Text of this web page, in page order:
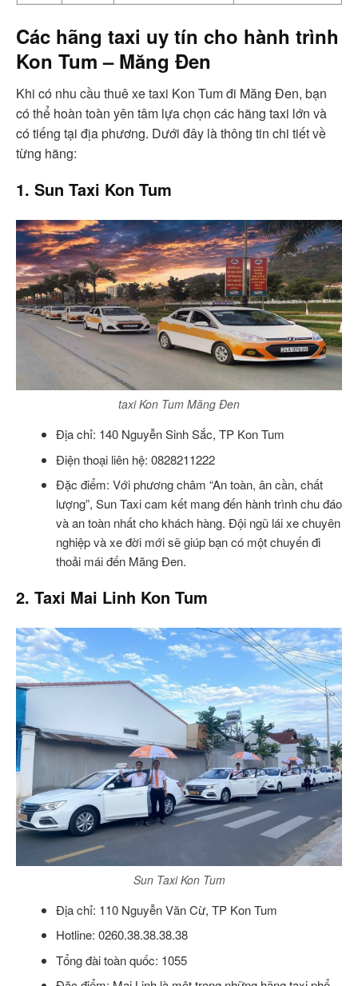
Các hãng taxi uy tín cho hành trình
Kon Tum – Măng Đen
Khi có nhu cầu thuê xe taxi Kon Tum đi Măng Đen, bạn
có thể hoàn toàn yên tâm lựa chọn các hãng taxi lớn và
có tiếng tại địa phương. Dưới đây là thông tin chi tiết về
từng hãng:
1. Sun Taxi Kon Tum
taxi Kon Tum Măng Đen
Địa chỉ: 140 Nguyễn Sinh Sắc, TP Kon Tum
Điện thoại liên hệ: 0828211222
Đặc điểm: Với phương châm “An toàn, ân cần, chất
lượng”, Sun Taxi cam kết mang đến hành trình chu đáo
và an toàn nhất cho khách hàng. Đội ngũ lái xe chuyên
nghiệp và xe đời mới sẽ giúp bạn có một chuyến đi
thoải mái đến Măng Đen.
2. Taxi Mai Linh Kon Tum
Sun Taxi Kon Tum
Địa chỉ: 110 Nguyễn Văn Cừ, TP Kon Tum
Hotline: 0260.38.38.38.38
Tổng đài toàn quốc: 1055